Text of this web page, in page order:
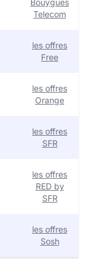
Bouygues
Telecom
les offres
Free
les offres
Orange
les offres
SFR
les offres
RED by
SFR
les offres
Sosh